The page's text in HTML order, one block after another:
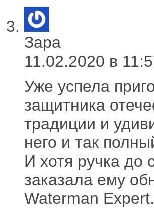
Зара
11.02.2020 в
Уже успела
защитника
традиции и
него и так
И хотя ручка до
заказала ему
Waterman